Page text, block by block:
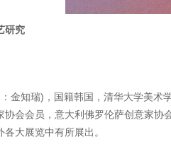
研究
金知瑞)，国籍韩国，清华大学美
协会会员，意大利佛罗伦萨创意家
大展览中有所展出。